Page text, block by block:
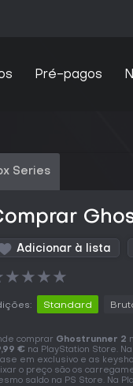
Pré-pagos
Series
Adicionar à lista
★★★★
Standard
comprar Ghostrunner 2
€ na PlayStation Store.
em exclusivo e as
o preço são os
saldo na PS Store. Na